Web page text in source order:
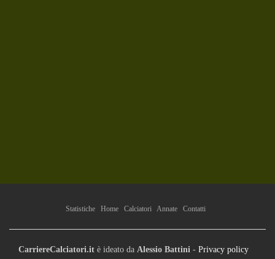
Statistiche Home Calciatori Annate Contatti
CarriereCalciatori.it è ideato da Alessio Battini - Privacy policy